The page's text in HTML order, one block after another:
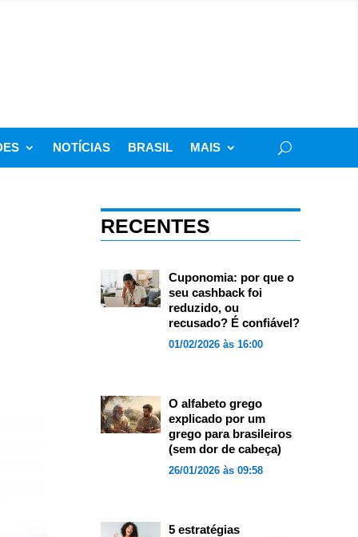
NOTÍCIAS BRASIL MAIS
RECENTES
Cuponomia: por que o
seu cashback foi
reduzido, ou
recusado? É confiável?
01/02/2026 às 16:00
O alfabeto grego
explicado por um
grego para brasileiros
(sem dor de cabeça)
26/01/2026 às 09:58
5 estratégias